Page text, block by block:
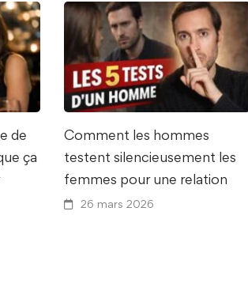
de
ça
Comment les hommes
testent silencieusement les
femmes pour une relation
26 mars 2026